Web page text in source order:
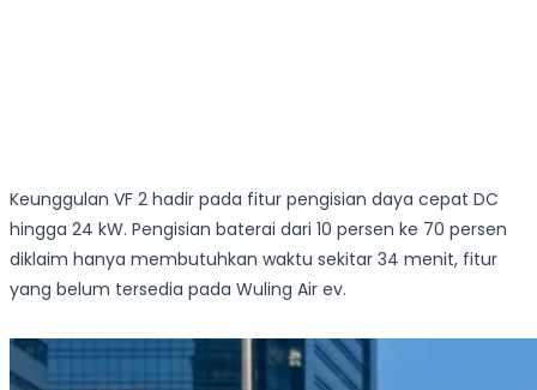
Keunggulan VF 2 hadir pada fitur pengisian daya cepat DC
hingga 24 kW. Pengisian baterai dari 10 persen ke 70 persen
diklaim hanya membutuhkan waktu sekitar 34 menit, fitur
yang belum tersedia pada Wuling Air ev.